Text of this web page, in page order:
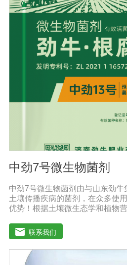
抗重建，抗倒伏，抗旱抗寒。根
每个时期都有不同的肥料需求，
现长期脱肥现象。适用范围：果
葡萄、桃、枸杞、蜜桔、柿子、
眼、荔枝、柑橘、青梅等瓜菜类
姜、大蒜、西瓜、甜瓜、冬瓜、
瓜、地瓜、西葫芦、麻山药等
中劲7号微生物菌剂
中劲7号微生物菌剂由与山东劲
土壤传播疾病的菌剂，在众多使
优势！根据土壤微生态学和植物
而成的农用生物制剂。它利用微
释放出对土壤传播疾病和植物疾
杀灭作用的化学物质，再辅助特
抑制作物真菌、细菌病害。不仅
联系我们